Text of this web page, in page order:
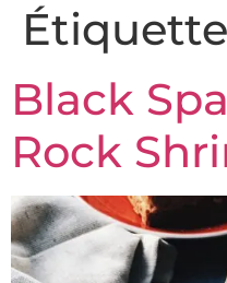
Black
Rock